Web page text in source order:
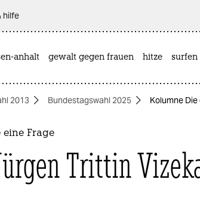
hilfe
anhalt gewalt gegen frauen hitze surfen
2013 Bundestagswahl 2025 Kolumne
eine Frage
Trittin